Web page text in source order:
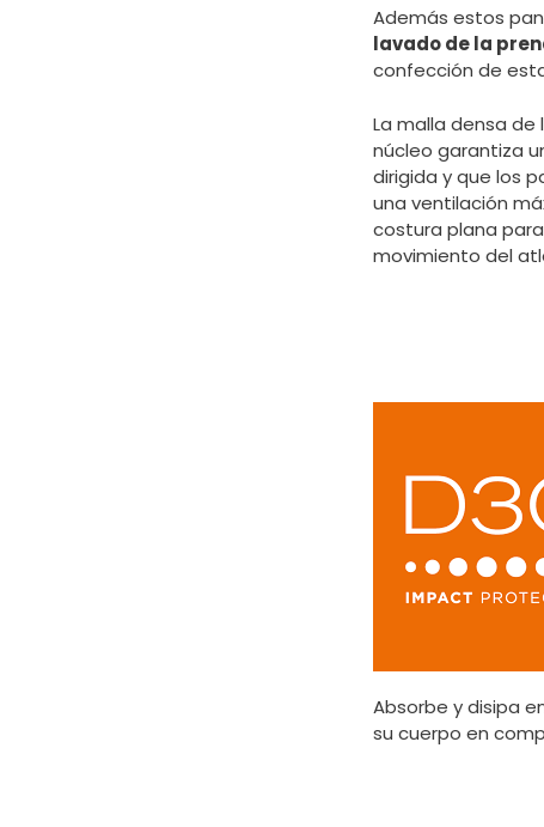
Además estos
lavado de la
confección de
La malla densa
núcleo garantiza
dirigida y que los
una ventilación
costura plana
movimiento del
Absorbe y disipa
su cuerpo en